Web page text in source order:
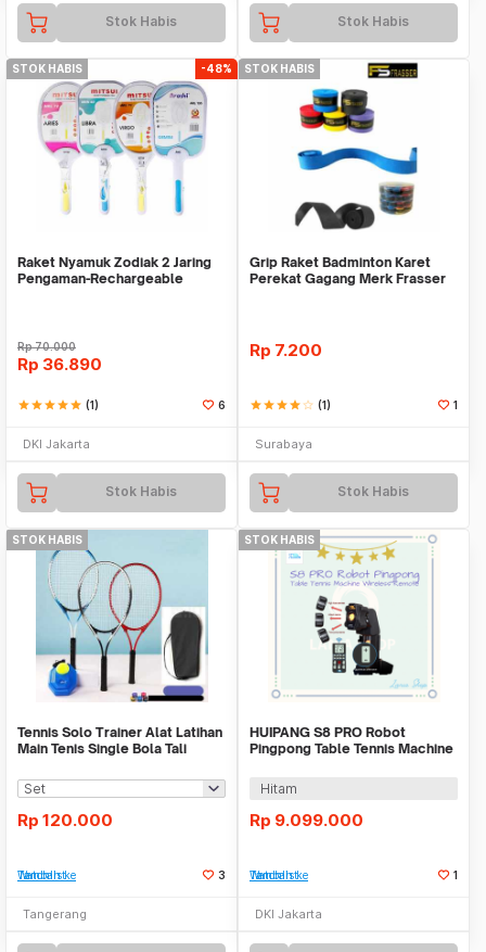
Stok Habis Stok Habis
STOK HABIS -48%
Raket Nyamuk Zodiak 2 Jaring
Pengaman-Rechargeable
Rp70.000
Rp 36.890
starstarstarstarstar (1) 6
DKI Jakarta
Stok Habis
STOK HABIS
Grip Raket Badminton Karet
Perekat Gagang Merk Frasser
Rp 7.200
starstarstarstarstar_border (1) 1
Surabaya
Stok Habis
STOK HABIS
Tennis Solo Trainer Alat Latihan
Main Tenis Single Bola Tali
Rp 120.000
Tambah ke Watchlist 3
Tangerang
STOK HABIS
HUIPANG S8 PRO Robot
Pingpong Table Tennis Machine
Hitam
Rp 9.099.000
Tambah ke Watchlist 1
DKI Jakarta